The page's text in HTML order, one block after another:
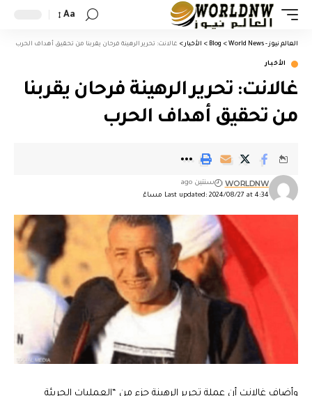
Aa
العالم نيوز - World News >
Blog
> الأخبار > غالانت: تحرير الرهينة فرحان يقربنا من تحقيق أهداف الحرب
الأخبار
غالانت: تحرير الرهينة فرحان يقربنا
من تحقيق أهداف الحرب
Last updated: 2024/08/27 at 4:34 مساءً
WORLDNW سنتين ago
وأضاف غالانت أن عملة تحرير الرهينة جزء من “العمليات الجريئة